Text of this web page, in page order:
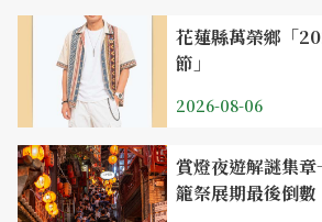
花蓮縣萬榮鄉「
節」
2026-08-06
賞燈夜遊解謎集
籠祭展期最後倒數